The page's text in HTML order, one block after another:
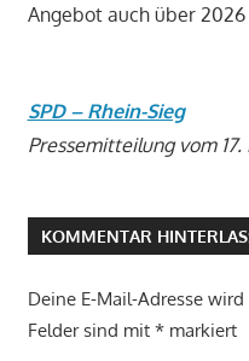
Angebot auch über
SPD – Rhein-Sieg
Pressemitteilung vom 17.
KOMMENTAR
Deine E-Mail-Adresse
Felder sind mit *markiert